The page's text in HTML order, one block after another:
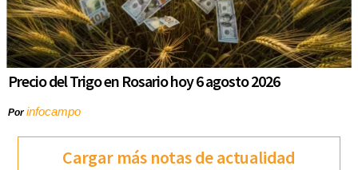
Precio del Trigo en Rosario hoy 6 agosto 2026
Porinfocampo
Cargar más notas de actualidad